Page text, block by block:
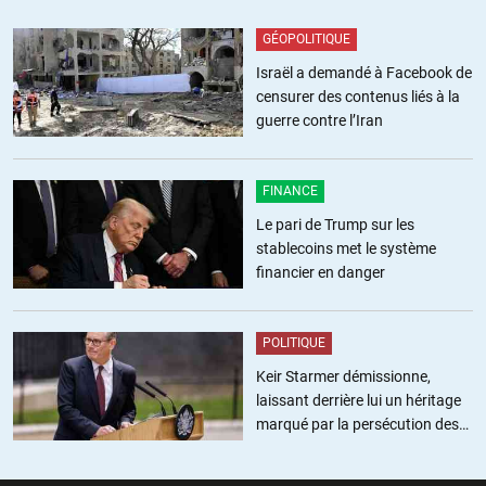
Chris//14.04.2016 à 11h56
Quand je lis le § sur sa formation, je suis prise d’une irrépressible
envie de rire. Son parti « ni-ni » en est une parfaite illustration.
Quant à Mme Trogneux de 20 ans son ainée, j’imagine qu’elle joue
le rôle d’inspiratrice vu le profil intellectuel de EM. Me trotte dans
la tête une chanson de France Gall : poupée de cire, poupée de
son…
Renaud Dely est pris en flagrant délit de propagande et
désinformation.
Scalpel//14.04.2016 à 21h22
Comme qui dirait flagrant Dely…
GÉOPOLITIQUE
Israël a demandé à Facebook de
censurer des contenus liés à la
guerre contre l’Iran
FINANCE
Le pari de Trump sur les
stablecoins met le système
financier en danger
POLITIQUE
Keir Starmer démissionne,
laissant derrière lui un héritage
marqué par la persécution des